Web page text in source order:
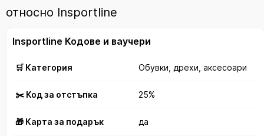
относно Insportline
Insportline Кодове и ваучери
🛒 Категория Обувки, дрехи, аксесоари
✂️ Код за отстъпка 25%
🎁 Карта за подарък да